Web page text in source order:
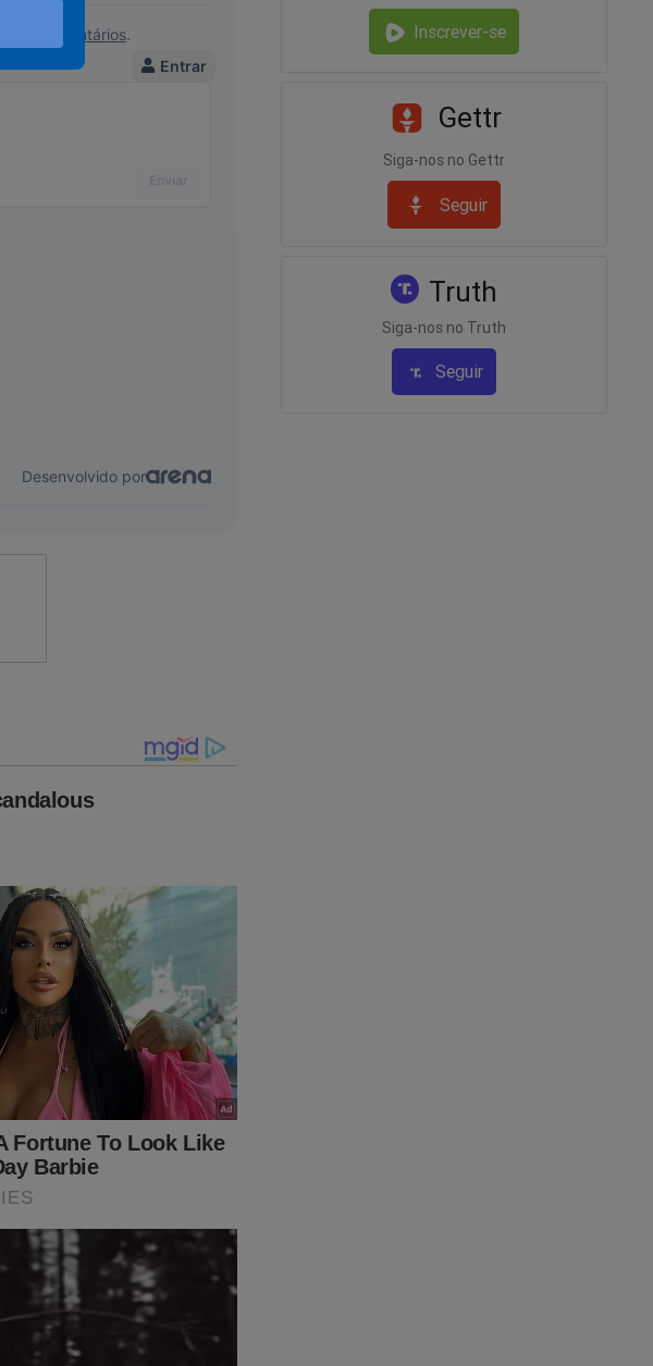
o-brasil-te-deve-desculpas/p
do Jornal da Cidade
Inscrever-se
Gettr
Siga-nos no Gettr
Seguir
Truth
Siga-nos no Truth
Seguir